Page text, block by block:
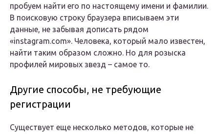
пробуем найти его по настоящему имени и фамилии.
В поисковую строку браузера вписываем эти
данные, не забывая дописать рядом
«instagram.com». Человека, который мало известен,
найти таким образом сложно. Но для розыска
профилей мировых звезд – самое то.
Другие способы, не требующие
регистрации
Существует еще несколько методов, которые не